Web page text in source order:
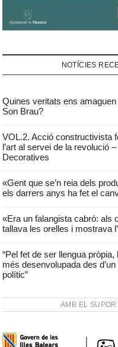
NOTÍCIES
Quines veritats ens
Son Brau?
VOL.2. Acció constructivista
l’art al servei de la revolució –
Decoratives
«Gent que se’n reia dels
els darrers anys ha fet el
«Era un falangista cabró: als
tallava les orelles i mostrava
“Pel fet de ser llengua pròpia,
més desenvolupada des
polític”
AMB EL